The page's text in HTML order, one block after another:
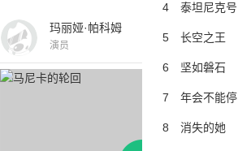
4 泰坦尼克号
5 长空之王
6 坚如磐石
7 年会不能停
8 消失的她
玛丽娅·帕科姆
演员